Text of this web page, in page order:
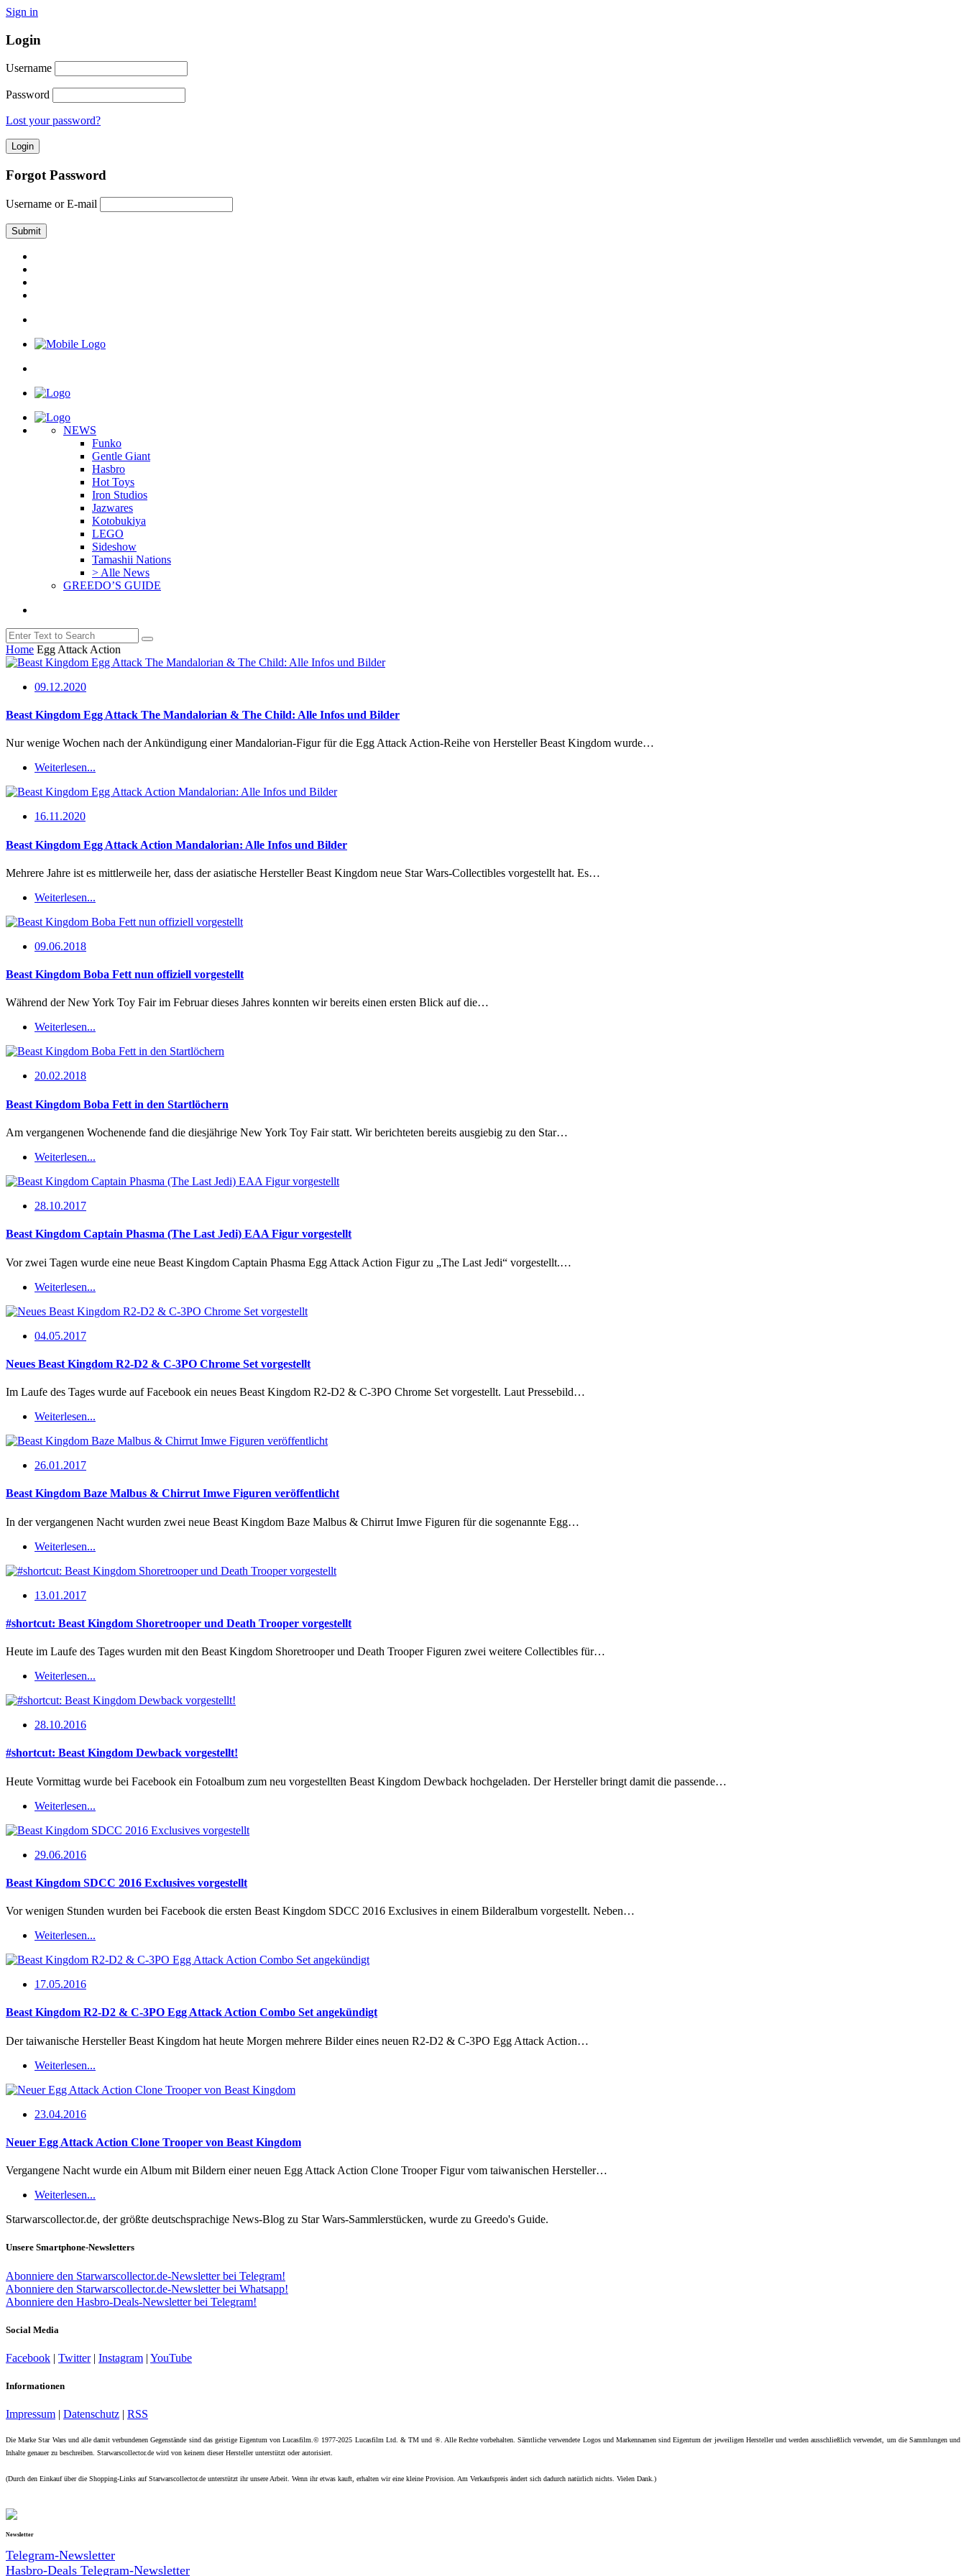
Sign in
Login
Username
Password
Lost your password?
Forgot Password
Username or E-mail
NEWS
Funko
Gentle Giant
Hasbro
Hot Toys
Iron Studios
Jazwares
Kotobukiya
LEGO
Sideshow
Tamashii Nations
> Alle News
GREEDO’S GUIDE
Home Egg Attack Action
09.12.2020
Beast Kingdom Egg Attack The Mandalorian & The Child: Alle Infos und Bilder
Nur wenige Wochen nach der Ankündigung einer Mandalorian-Figur für die Egg Attack Action-Reihe von Hersteller Beast Kingdom wurde…
Weiterlesen...
16.11.2020
Beast Kingdom Egg Attack Action Mandalorian: Alle Infos und Bilder
Mehrere Jahre ist es mittlerweile her, dass der asiatische Hersteller Beast Kingdom neue Star Wars-Collectibles vorgestellt hat. Es…
Weiterlesen...
09.06.2018
Beast Kingdom Boba Fett nun offiziell vorgestellt
Während der New York Toy Fair im Februar dieses Jahres konnten wir bereits einen ersten Blick auf die…
Weiterlesen...
20.02.2018
Beast Kingdom Boba Fett in den Startlöchern
Am vergangenen Wochenende fand die diesjährige New York Toy Fair statt. Wir berichteten bereits ausgiebig zu den Star…
Weiterlesen...
28.10.2017
Beast Kingdom Captain Phasma (The Last Jedi) EAA Figur vorgestellt
Vor zwei Tagen wurde eine neue Beast Kingdom Captain Phasma Egg Attack Action Figur zu „The Last Jedi“ vorgestellt.…
Weiterlesen...
04.05.2017
Neues Beast Kingdom R2-D2 & C-3PO Chrome Set vorgestellt
Im Laufe des Tages wurde auf Facebook ein neues Beast Kingdom R2-D2 & C-3PO Chrome Set vorgestellt. Laut Pressebild…
Weiterlesen...
26.01.2017
Beast Kingdom Baze Malbus & Chirrut Imwe Figuren veröffentlicht
In der vergangenen Nacht wurden zwei neue Beast Kingdom Baze Malbus & Chirrut Imwe Figuren für die sogenannte Egg…
Weiterlesen...
13.01.2017
#shortcut: Beast Kingdom Shoretrooper und Death Trooper vorgestellt
Heute im Laufe des Tages wurden mit den Beast Kingdom Shoretrooper und Death Trooper Figuren zwei weitere Collectibles für…
Weiterlesen...
28.10.2016
#shortcut: Beast Kingdom Dewback vorgestellt!
Heute Vormittag wurde bei Facebook ein Fotoalbum zum neu vorgestellten Beast Kingdom Dewback hochgeladen. Der Hersteller bringt damit die passende…
Weiterlesen...
29.06.2016
Beast Kingdom SDCC 2016 Exclusives vorgestellt
Vor wenigen Stunden wurden bei Facebook die ersten Beast Kingdom SDCC 2016 Exclusives in einem Bilderalbum vorgestellt. Neben…
Weiterlesen...
17.05.2016
Beast Kingdom R2-D2 & C-3PO Egg Attack Action Combo Set angekündigt
Der taiwanische Hersteller Beast Kingdom hat heute Morgen mehrere Bilder eines neuen R2-D2 & C-3PO Egg Attack Action…
Weiterlesen...
23.04.2016
Neuer Egg Attack Action Clone Trooper von Beast Kingdom
Vergangene Nacht wurde ein Album mit Bildern einer neuen Egg Attack Action Clone Trooper Figur vom taiwanischen Hersteller…
Weiterlesen...
Starwarscollector.de, der größte deutschsprachige News-Blog zu Star Wars-Sammlerstücken, wurde zu Greedo's Guide.
Unsere Smartphone-Newsletters
Abonniere den Starwarscollector.de-Newsletter bei Telegram!
Abonniere den Starwarscollector.de-Newsletter bei Whatsapp!
Abonniere den Hasbro-Deals-Newsletter bei Telegram!
Social Media
Facebook | Twitter| Instagram | YouTube
Informationen
Impressum | Datenschutz | RSS
Die Marke Star Wars und alle damit verbundenen Gegenstände sind das geistige Eigentum von Lucasfilm.© 1977-2025 Lucasfilm Ltd. & TM und ®. Alle Rechte vorbehalten. Sämtliche verwendete Logos und Markennamen sind Eigentum der jeweiligen Hersteller und werden ausschließlich verwendet, um die Sammlungen und
Inhalte genauer zu beschreiben. Starwarscollector.de wird von keinem dieser Hersteller unterstützt oder autorisiert.
(Durch den Einkauf über die Shopping-Links auf Starwarscollector.de unterstützt ihr unsere Arbeit. Wenn ihr etwas kauft, erhalten wir eine kleine Provision. Am Verkaufspreis ändert sich dadurch natürlich nichts. Vielen Dank.)
Newsletter
Telegram-Newsletter
Hasbro-Deals Telegram-Newsletter